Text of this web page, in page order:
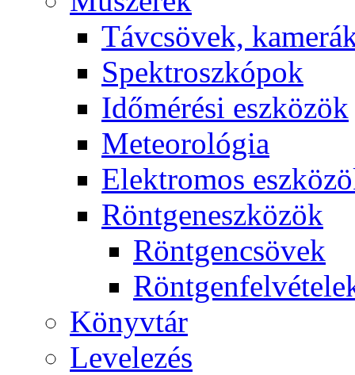
Táv­csö­vek,
Spekt­rosz­kó­pok
Idő­mé­ré­si esz­kö­zök
Me­te­o­ro­ló­gia
Elekt­ro­mos
Rönt­gen­esz­kö­zök
Rönt­gen­csö­vek
Könyv­tár
Le­ve­le­zés